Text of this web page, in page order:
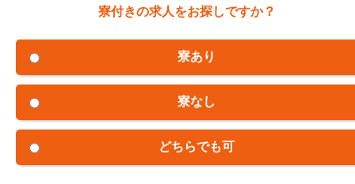
寮付きの求人をお探しですか？
寮あり
寮なし
どちらでも可